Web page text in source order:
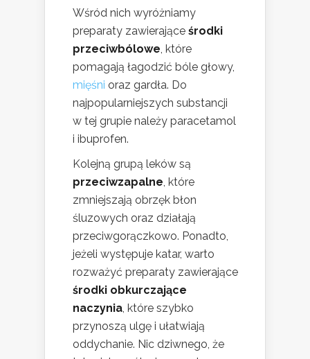
Wśród nich wyróżniamy
preparaty zawierające środki
przeciwbólowe, które
pomagają łagodzić bóle głowy,
mięśni oraz gardła. Do
najpopularniejszych substancji
w tej grupie należy paracetamol
i ibuprofen.
Kolejną grupą leków są
przeciwzapalne, które
zmniejszają obrzęk błon
śluzowych oraz działają
przeciwgorączkowo. Ponadto,
jeżeli występuje katar, warto
rozważyć preparaty zawierające
środki obkurczające
naczynia, które szybko
przynoszą ulgę i ułatwiają
oddychanie. Nic dziwnego, że